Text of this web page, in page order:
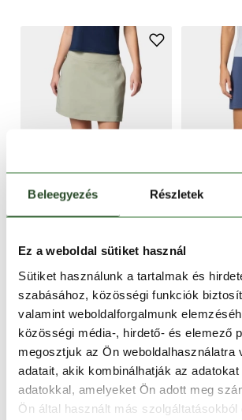
Beleegyezés Részletek
Ez a weboldal sütiket használ
Sütiket használunk a tartalmak és
szabásához, közösségi funkciók
valamint weboldalforgalmunk
közösségi média-, hirdető- és elemező
megosztjuk az Ön weboldalhasználatra
adatait, akik kombinálhatják az
adatokkal, amelyeket Ön adott meg
Ön által használt más szolgáltatásokból
CSAK ONLINE
-30%
All Seasons Skort
26 990 Ft 18 890 Ft
XS S M
CSAK ONLINE
-30%
26